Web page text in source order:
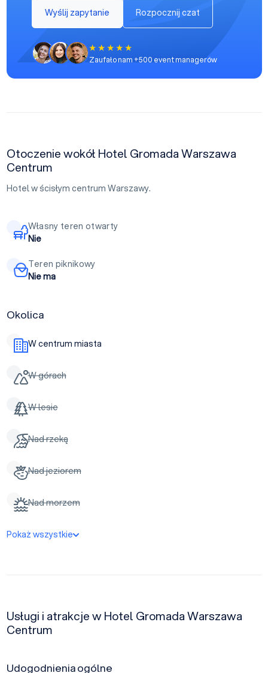
Wyślij zapytanie Rozpocznij czat
Zaufało nam +500 event managerów
Otoczenie wokół Hotel Gromada Warszawa
Centrum
Hotel w ścisłym centrum Warszawy.
Własny teren otwarty
Nie
Teren piknikowy
Nie ma
Okolica
W centrum miasta
W górach
W lesie
Nad rzeką
Nad jeziorem
Nad morzem
Pokaż wszystkie
Usługi i atrakcje w Hotel Gromada Warszawa
Centrum
Udogodnienia ogólne